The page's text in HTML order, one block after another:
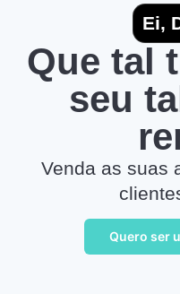
Ei,
Que tal
seu
Venda as suas
Quero ser